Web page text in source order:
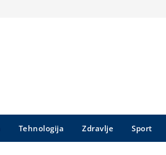
Tehnologija Zdravlje Sport